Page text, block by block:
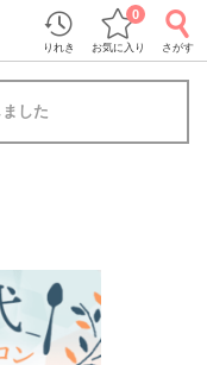
りれき お気に入り
0
さがす
した